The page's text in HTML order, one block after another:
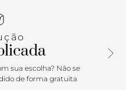
cabedal, com aplicação
Traz tiras finas
pelas laterais em
Com palmilha bege e
o peito do pé e
sua escolha? Não se
de forma gratuita